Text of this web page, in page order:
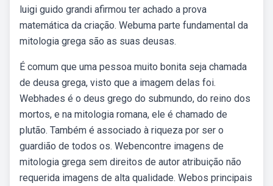
luigi guido grandi afirmou ter achado a prova
matemática da criação. Webuma parte fundamental da
mitologia grega são as suas deusas.
É comum que uma pessoa muito bonita seja chamada
de deusa grega, visto que a imagem delas foi.
Webhades é o deus grego do submundo, do reino dos
mortos, e na mitologia romana, ele é chamado de
plutão. Também é associado à riqueza por ser o
guardião de todos os. Webencontre imagens de
mitologia grega sem direitos de autor atribuição não
requerida imagens de alta qualidade. Webos principais